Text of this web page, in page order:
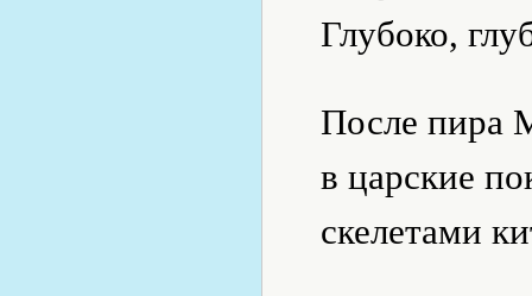
Глубоко,
После пира
в царские
скелетами